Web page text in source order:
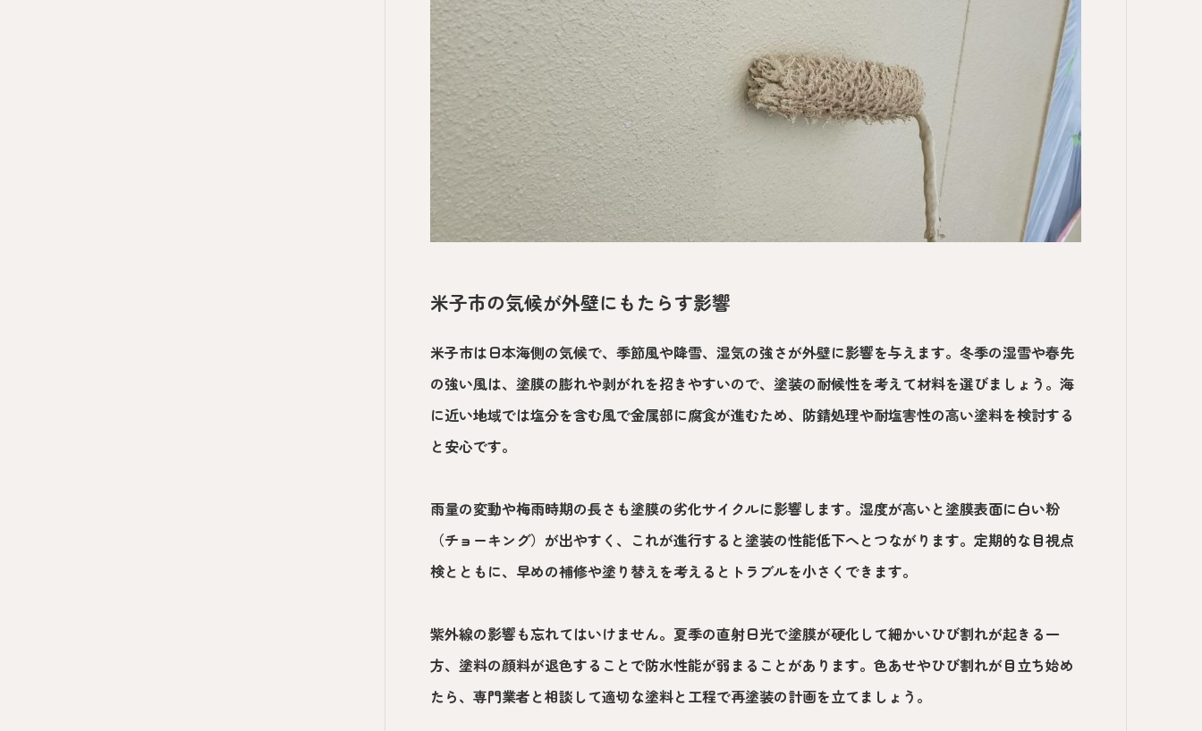
米子市の気候が外壁にもたらす影響
米子市は日本海側の気候で、季節風や降雪、湿気の強さが外壁に影響を与えます。冬季の湿雪や春先
の強い風は、塗膜の膨れや剥がれを招きやすいので、塗装の耐候性を考えて材料を選びましょう。海
に近い地域では塩分を含む風で金属部に腐食が進むため、防錆処理や耐塩害性の高い塗料を検討する
と安心です。
雨量の変動や梅雨時期の長さも塗膜の劣化サイクルに影響します。湿度が高いと塗膜表面に白い粉
（チョーキング）が出やすく、これが進行すると塗装の性能低下へとつながります。定期的な目視点
検とともに、早めの補修や塗り替えを考えるとトラブルを小さくできます。
紫外線の影響も忘れてはいけません。夏季の直射日光で塗膜が硬化して細かいひび割れが起きる一
方、塗料の顔料が退色することで防水性能が弱まることがあります。色あせやひび割れが目立ち始め
たら、専門業者と相談して適切な塗料と工程で再塗装の計画を立てましょう。